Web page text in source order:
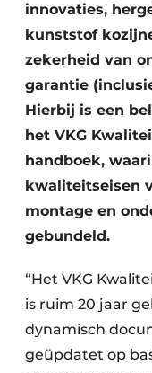
innovaties,
kunststof
zekerheid van
garantie
Hierbij is een
het VKG
handboek,
kwaliteitseisen
montage en
gebundeld.
“Het VKG
is ruim 20 jaar
dynamisch
geüpdatet op